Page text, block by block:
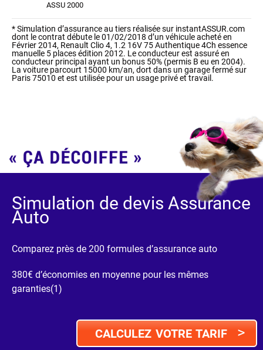
ASSU 2000
* Simulation d’assurance au tiers réalisée sur instantASSUR.com
dont le contrat débute le 01/02/2018 d’un véhicule acheté en
Février 2014, Renault Clio 4, 1.2 16V 75 Authentique 4Ch essence
manuelle 5 places édition 2012. Le conducteur est assuré en
conducteur principal ayant un bonus 50% (permis B eu en 2004).
La voiture parcourt 15000 km/an, dort dans un garage fermé sur
Paris 75010 et est utilisée pour un usage privé et travail.
Simulation de devis Assurance
Auto
Comparez près de 200 formules d’assurance auto
380€ d’économies en moyenne pour les mêmes
garanties(1)
CALCULEZ VOTRE TARIF >